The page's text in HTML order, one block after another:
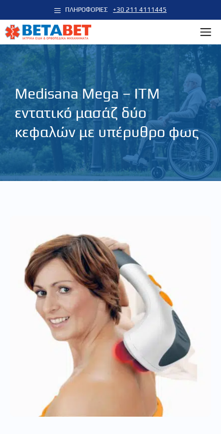
σε
περιεχόμενο
+30 211 4111445
ΠΛΗΡΟΦΟΡΙΕΣ
Medisana Mega – ITM
εντατικό μασάζ δύο
κεφαλών με υπέρυθρο φως